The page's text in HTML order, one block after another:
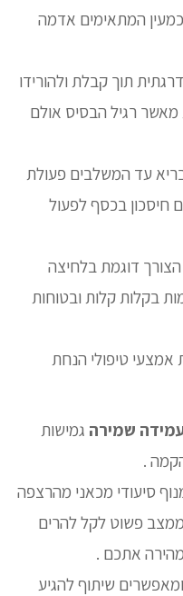
המתאימים אדמה
תוך קבלת ולהורידו
מאשר רגיל הבסיס אולם
עד המשלבים פעולת
חיסכון בכסף לפעול
דוגמת בלחיצה
בקלות קלות ובטוחות
אמצעי טיפולי הנחת
שמירה גמישות
.
סיעודי מכאני מהרצפה
פשוט לקל להרים
אתכם .
שיתוף להגיע